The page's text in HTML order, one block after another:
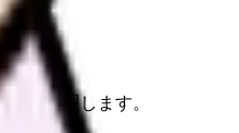
に整理します。